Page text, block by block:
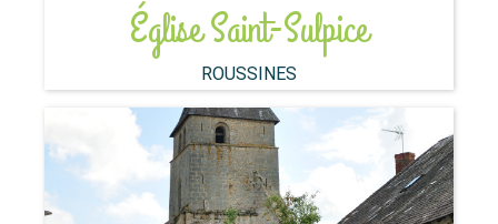
Église Saint-Sulpice
ROUSSINES